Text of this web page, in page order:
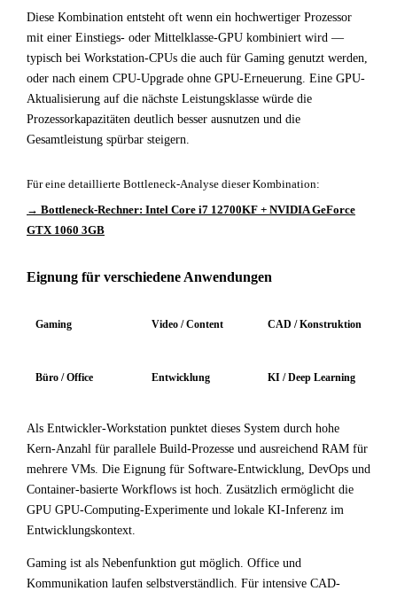
Diese Kombination entsteht oft wenn ein hochwertiger Prozessor
mit einer Einstiegs- oder Mittelklasse-GPU kombiniert wird —
typisch bei Workstation-CPUs die auch für Gaming genutzt werden,
oder nach einem CPU-Upgrade ohne GPU-Erneuerung. Eine GPU-
Aktualisierung auf die nächste Leistungsklasse würde die
Prozessorkapazitäten deutlich besser ausnutzen und die
Gesamtleistung spürbar steigern.
Für eine detaillierte Bottleneck-Analyse dieser Kombination:
→ Bottleneck-Rechner: Intel Core i7 12700KF + NVIDIA GeForce
GTX 1060 3GB
Eignung für verschiedene Anwendungen
Gaming Video / Content CAD / Konstruktion
Büro / Office Entwicklung KI / Deep Learning
Als Entwickler-Workstation punktet dieses System durch hohe
Kern-Anzahl für parallele Build-Prozesse und ausreichend RAM für
mehrere VMs. Die Eignung für Software-Entwicklung, DevOps und
Container-basierte Workflows ist hoch. Zusätzlich ermöglicht die
GPU GPU-Computing-Experimente und lokale KI-Inferenz im
Entwicklungskontext.
Gaming ist als Nebenfunktion gut möglich. Office und
Kommunikation laufen selbstverständlich. Für intensive CAD-